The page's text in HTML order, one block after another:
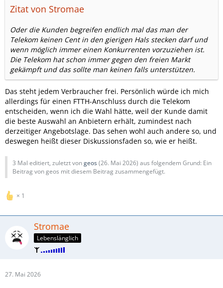
Zitat von Stromae
Oder die Kunden begreifen endlich mal das man der
Telekom keinen Cent in den gierigen Hals stecken darf und
wenn möglich immer einen Konkurrenten vorzuziehen ist.
Die Telekom hat schon immer gegen den freien Markt
gekämpft und das sollte man keinen falls unterstützen.
Das steht jedem Verbraucher frei. Persönlich würde ich mich
allerdings für einen FTTH-Anschluss durch die Telekom
entscheiden, wenn ich die Wahl hätte, weil der Kunde damit
die beste Auswahl an Anbietern erhält, zumindest nach
derzeitiger Angebotslage. Das sehen wohl auch andere so, und
deswegen heißt dieser Diskussionsfaden so, wie er heißt.
3 Mal editiert, zuletzt vongeos(26. Mai 2026) aus folgendem Grund: Ein
Beitrag von geos mit diesem Beitrag zusammengefügt.
1
Stromae
Lebenslänglich
27. Mai 2026